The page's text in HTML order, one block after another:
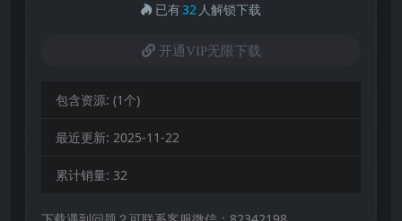
已有32 人解锁下载
开通VIP无限下载
包含资源: (1个)
最近更新: 2025-11-22
累计销量: 32